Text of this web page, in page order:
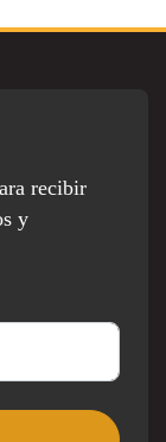
recibir
y